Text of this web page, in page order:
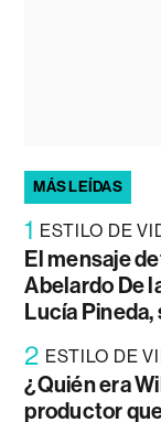
MÁS LEÍDAS
1 ESTILO DE
El mensaje
Abelardo De
Lucía
2 ESTILO DE
¿Quién era
productor